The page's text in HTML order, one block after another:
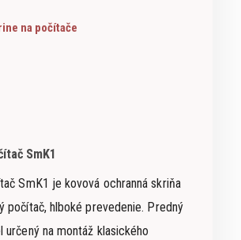
na počítače
SmK1
SmK1 je kovová ochranná skriňa
počítač, hlboké prevedenie. Predný
určený na montáž klasického